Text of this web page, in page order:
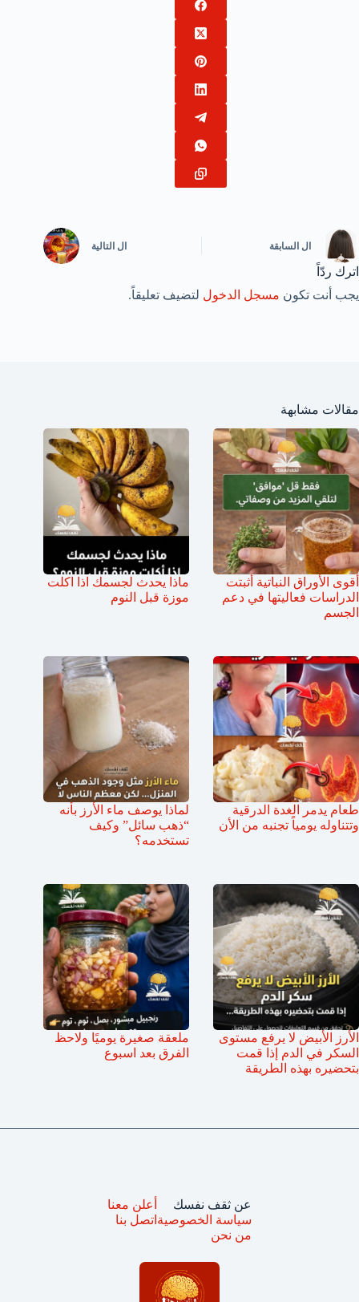
ال السابقة ال التالية
اترك ردّاً
يجب أنت تكون مسجل الدخول لتضيف تعليقاً.
مقالات مشابهة
أقوى الأوراق النباتية أثبتت
الدراسات فعاليتها في دعم
الجسم
ماذا يحدث لجسمك اذا اكلت
موزة قبل النوم
طعام يدمر الغدة الدرقية
وتتناوله يومياً تجنبه من الأن
لماذا يوصف ماء الأرز بأنه
“ذهب سائل” وكيف
تستخدمه؟
الأرز الأبيض لا يرفع مستوى
السكر في الدم إذا قمت
بتحضيره بهذه الطريقة
ملعقة صغيرة يوميًا ولاحظ
الفرق بعد اسبوع
عن ثقف نفسك
سياسة الخصوصية
من نحن
أعلن معنا
اتصل بنا